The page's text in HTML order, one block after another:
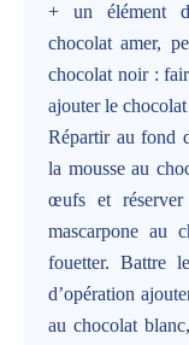
+ un élément
chocolat amer,
chocolat noir :
ajouter le
Répartir au fond
la mousse au
œufs et
mascarpone au
fouetter. Battre
d’opération
au chocolat